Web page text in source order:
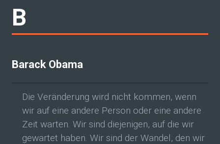
B
Barack Obama
Die Veränderung wird nicht kommen, wenn
wir auf eine andere Person oder eine andere
Zeit warten. Wir sind diejenigen, auf die wir
gewartet haben. Wir sind der Wandel, den wir